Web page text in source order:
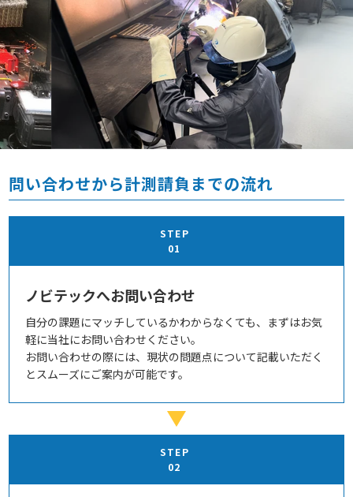
問い合わせから計測請負までの流れ
STEP
01
ノビテックへお問い合わせ
自分の課題にマッチしているかわからなくても、まずはお気
軽に当社にお問い合わせください。
お問い合わせの際には、現状の問題点について記載いただく
とスムーズにご案内が可能です。
STEP
02